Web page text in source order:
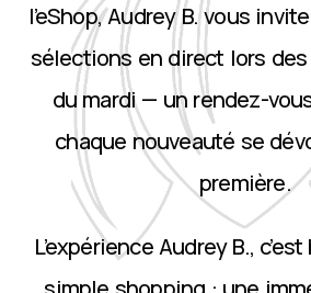
l’eShop, Audrey B. vous
sélections en direct lors des
du mardi — un rendez-
chaque nouveauté se
première.
L’expérience Audrey B.,